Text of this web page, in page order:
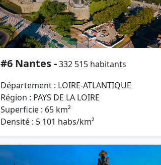
#6 Nantes -332 515 habitants
Département : LOIRE-ATLANTIQUE
Région : PAYS DE LA LOIRE
Superficie : 65 km²
Densité : 5 101 habs/km²